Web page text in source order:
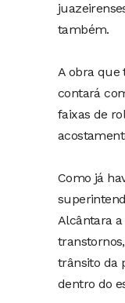
também.
A obra que
contará
faixas de
Como já
Alcântara
trânsito da
dentro do